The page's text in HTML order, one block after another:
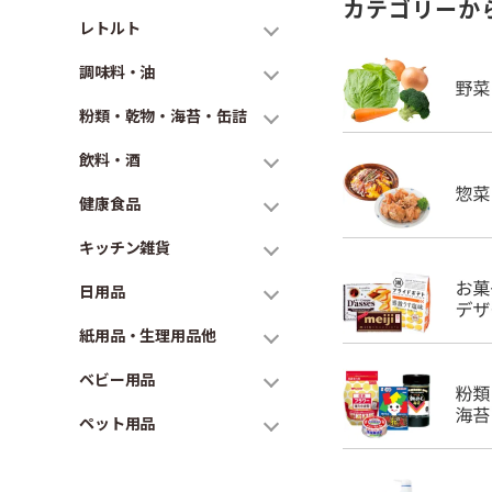
レトルト
調味料・油
粉類・乾物・海苔・缶詰
飲料・酒
健康食品
キッチン雑貨
日用品
紙用品・生理用品他
ベビー用品
ペット用品
カテゴリーか